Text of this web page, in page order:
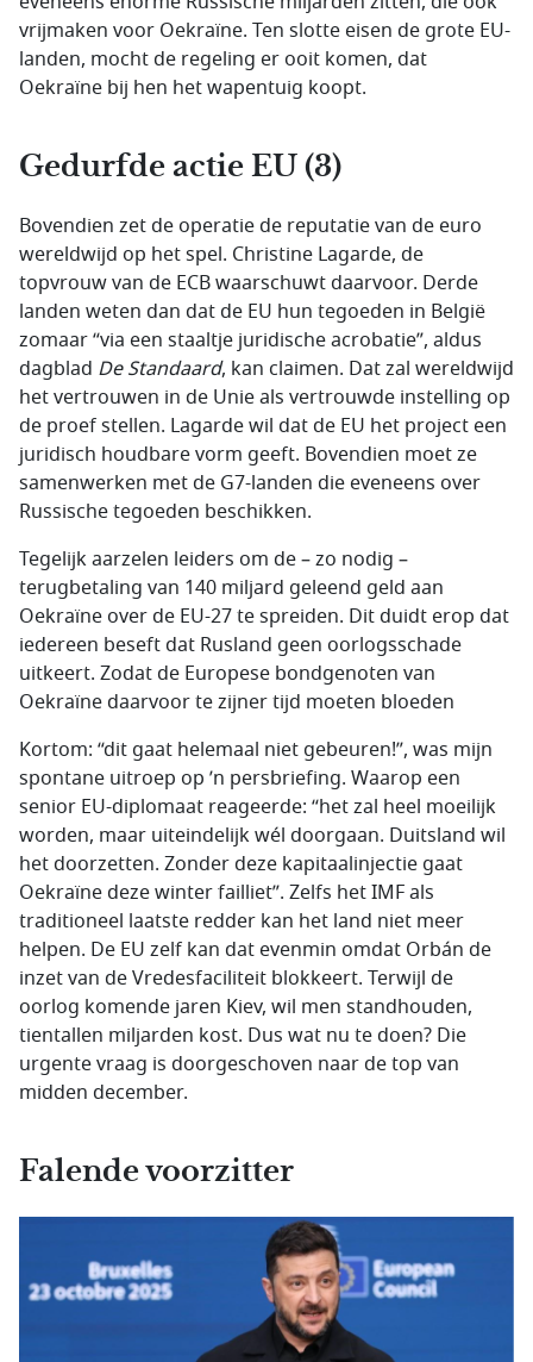
vrijmaken voor Oekraïne. Ten slotte eisen de grote EU-
landen, mocht de regeling er ooit komen, dat
Oekraïne bij hen het wapentuig koopt.
Gedurfde actie EU (3)
Bovendien zet de operatie de reputatie van de euro
wereldwijd op het spel. Christine Lagarde, de
topvrouw van de ECB waarschuwt daarvoor. Derde
landen weten dan dat de EU hun tegoeden in België
zomaar “via een staaltje juridische acrobatie”, aldus
dagblad De Standaard, kan claimen. Dat zal wereldwijd
het vertrouwen in de Unie als vertrouwde instelling op
de proef stellen. Lagarde wil dat de EU het project een
juridisch houdbare vorm geeft. Bovendien moet ze
samenwerken met de G7-landen die eveneens over
Russische tegoeden beschikken.
Tegelijk aarzelen leiders om de – zo nodig –
terugbetaling van 140 miljard geleend geld aan
Oekraïne over de EU-27 te spreiden. Dit duidt erop dat
iedereen beseft dat Rusland geen oorlogsschade
uitkeert. Zodat de Europese bondgenoten van
Oekraïne daarvoor te zijner tijd moeten bloeden
Kortom: “dit gaat helemaal niet gebeuren!”, was mijn
spontane uitroep op ’n persbriefing. Waarop een
senior EU-diplomaat reageerde: “het zal heel moeilijk
worden, maar uiteindelijk wél doorgaan. Duitsland wil
het doorzetten. Zonder deze kapitaalinjectie gaat
Oekraïne deze winter failliet”. Zelfs het IMF als
traditioneel laatste redder kan het land niet meer
helpen. De EU zelf kan dat evenmin omdat Orbán de
inzet van de Vredesfaciliteit blokkeert. Terwijl de
oorlog komende jaren Kiev, wil men standhouden,
tientallen miljarden kost. Dus wat nu te doen? Die
urgente vraag is doorgeschoven naar de top van
midden december.
Falende voorzitter